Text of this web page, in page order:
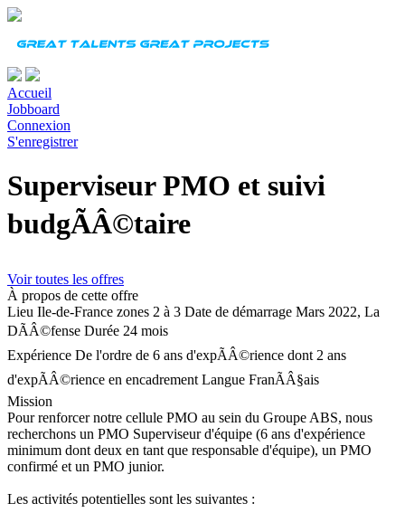
Accueil
Jobboard
Connexion
S'enregistrer
Superviseur PMO et suivi
budgÃÂ©taire
Voir toutes les offres
À propos de cette offre
Lieu Ile-de-France zones 2 à 3 Date de démarrage Mars 2022, La
DÃÂ©fense Durée 24 mois
Expérience De l'ordre de 6 ans d'expÃÂ©rience dont 2 ans
d'expÃÂ©rience en encadrement Langue FranÃÂ§ais
Mission
Pour renforcer notre cellule PMO au sein du Groupe ABS, nous
recherchons un PMO Superviseur d'équipe (6 ans d'expérience
minimum dont deux en tant que responsable d'équipe), un PMO
confirmé et un PMO junior.
Les activités potentielles sont les suivantes :